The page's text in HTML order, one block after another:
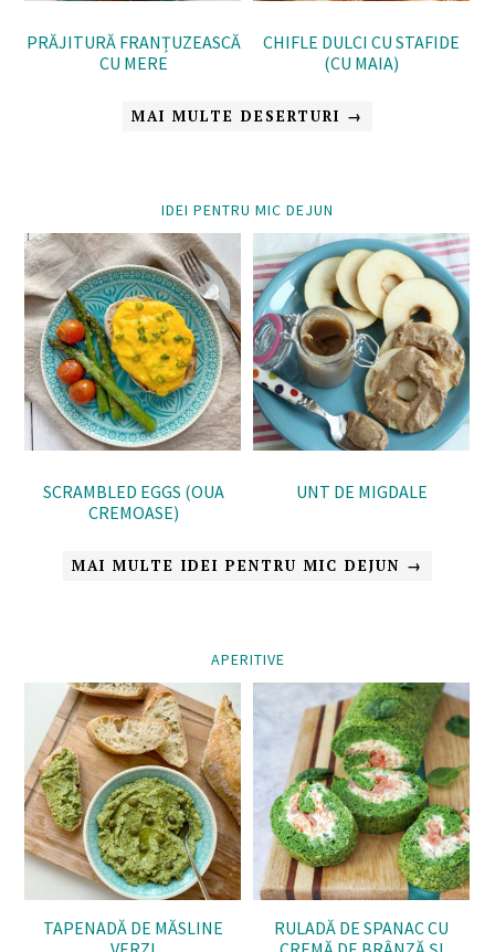
PRĂJITURĂ FRANȚUZEASCĂ
CU MERE
CHIFLE DULCI CU STAFIDE
(CU MAIA)
MAI MULTE DESERTURI →
IDEI PENTRU MIC DEJUN
SCRAMBLED EGGS (OUA
CREMOASE)
UNT DE MIGDALE
MAI MULTE IDEI PENTRU MIC DEJUN →
APERITIVE
TAPENADĂ DE MĂSLINE
RULADĂ DE SPANAC CU